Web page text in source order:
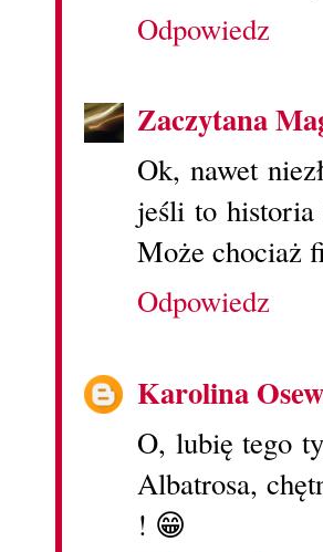
Odpowiedz
Zaczytana
Ok, nawet
jeśli to historia
Może chociaż
Odpowiedz
Karolina
O, lubię tego
Albatrosa,
! 😁